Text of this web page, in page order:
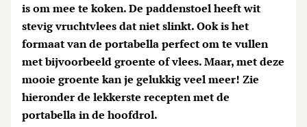
is om mee te koken. De paddenstoel heeft wit
stevig vruchtvlees dat niet slinkt. Ook is het
formaat van de portabella perfect om te vullen
met bijvoorbeeld groente of vlees. Maar, met deze
mooie groente kan je gelukkig veel meer! Zie
hieronder de lekkerste recepten met de
portabella in de hoofdrol.